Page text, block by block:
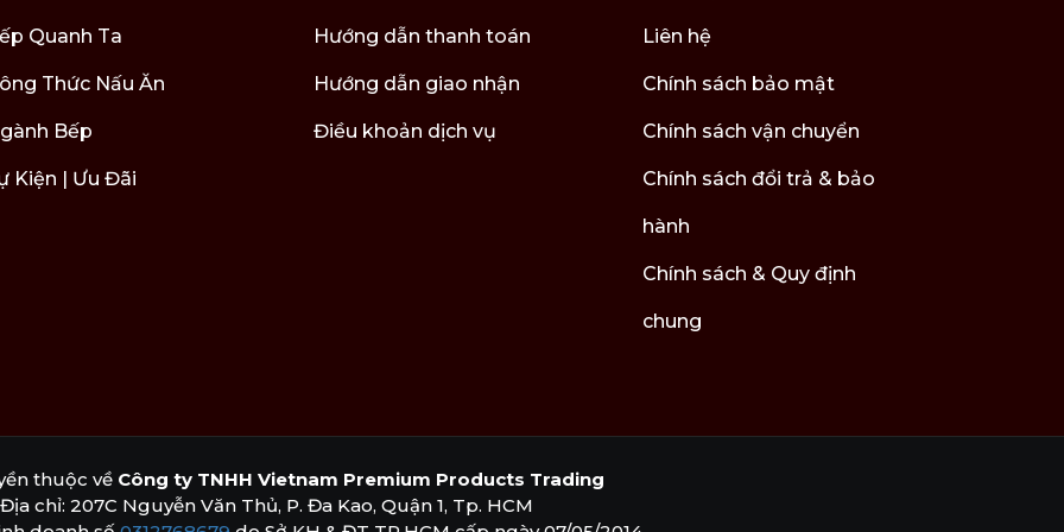
Thiết kế lọ tinh dầu khuếch tán Lilly Green
mẽ, hoang dã
là Wilderness, mang đậm nét mạnh mẽ và hoang dã, như một cơn gió từ khu rừng xanh tươi. Mở đầu
mạnh mẽ giữa hoắc hương, rêu sồi và gỗ bạch dương trắng mang đến một lớp nền ấm áp, quyến rũ và đầy
dương trắng
Quanh Ta
Thức Nấu Ăn
Bếp
Kiện | Ưu Đãi
Hướng dẫn thanh toán
Hướng dẫn giao nhận
Điều khoản dịch vụ
Liên hệ
Chính sách bảo mật
Chính sách vận chuyển
Chính sách đổi trả & bảo
hành
Chính sách & Quy định
chung
thuộc về Công ty TNHH Vietnam Premium Products Trading
Địa chỉ: 207C Nguyễn Văn Thủ, P. Đa Kao, Quận 1, Tp. HCM